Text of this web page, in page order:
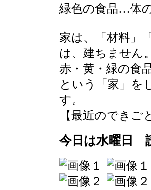
緑色の食品…体
家は、「材料」
は、建ちません
赤・黄・緑の食
という「家」を
す。
【最近のできご
今日は水曜日